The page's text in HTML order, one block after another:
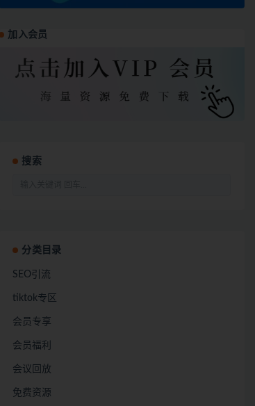
加入会员
搜索
分类目录
SEO引流
tiktok专区
会员专享
会员福利
会议回放
免费资源